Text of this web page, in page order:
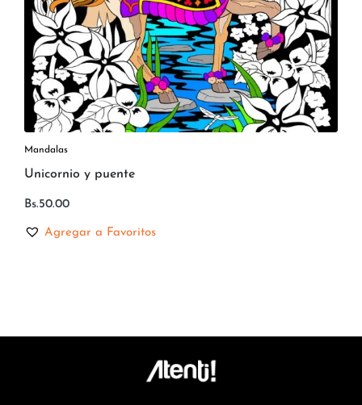
Mandalas
Unicornio y puente
Bs.50.00
Agregar a Favoritos